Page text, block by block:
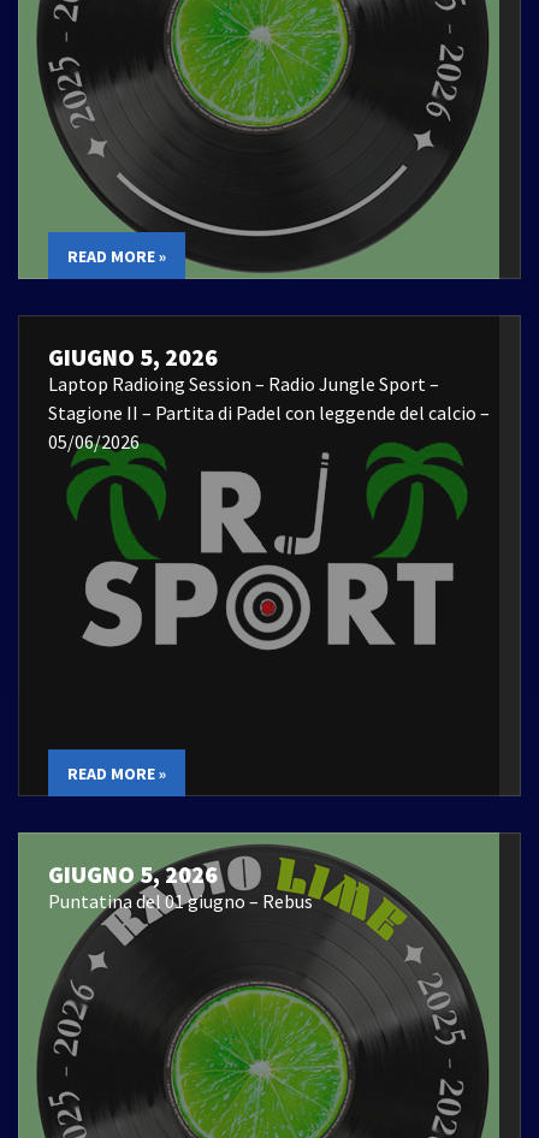
READ MORE »
GIUGNO 5, 2026
Laptop Radioing Session – Radio Jungle Sport –
Stagione II – Partita di Padel con leggende del calcio –
05/06/2026
READ MORE »
GIUGNO 5, 2026
Puntatina del 01 giugno – Rebus